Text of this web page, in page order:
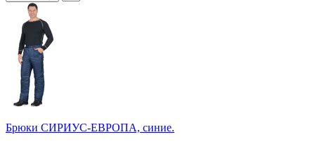
Брюки СИРИУС-ЕВРОПА, синие.